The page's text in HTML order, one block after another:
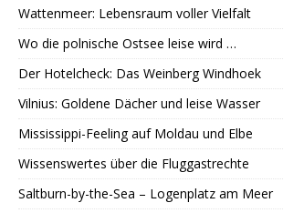
Wattenmeer: Lebensraum voller Vielfalt
Wo die polnische Ostsee leise wird …
Der Hotelcheck: Das Weinberg Windhoek
Vilnius: Goldene Dächer und leise Wasser
Mississippi-Feeling auf Moldau und Elbe
Wissenswertes über die Fluggastrechte
Saltburn-by-the-Sea – Logenplatz am Meer